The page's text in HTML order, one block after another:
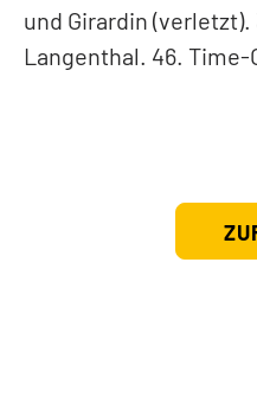
und Girardin
Langenthal. 46. Time-